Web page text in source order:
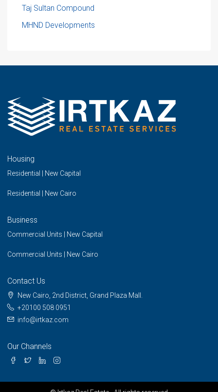
Taj Sultan Compound
MHND Developments
Housing
Residential | New Capital
Residential | New Cairo
Business
Commercial Units | New Capital
Commercial Units | New Cairo
Contact Us
New Cairo, 2nd District, Grand Plaza Mall.
+20100 508 0951
info@irtkaz.com
Our Channels